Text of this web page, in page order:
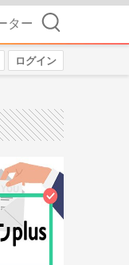
ター 検索
ログイン